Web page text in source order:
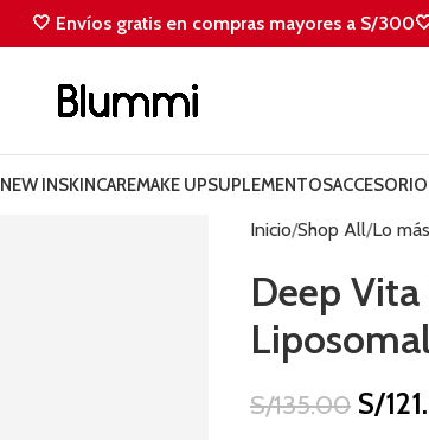
🤍 Envíos gratis en compras mayores a S/
NEW INSKINCAREMAKE UPSUPLEMENTOS
Inicio Shop All Lo
Deep
Liposomal
S/135.00 S/